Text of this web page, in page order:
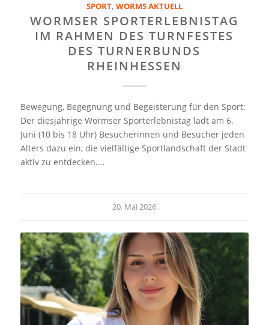
SPORT, WORMS AKTUELL
WORMSER SPORTERLEBNISTAG
IM RAHMEN DES TURNFESTES
DES TURNERBUNDS
RHEINHESSEN
Bewegung, Begegnung und Begeisterung für den Sport:
Der diesjährige Wormser Sporterlebnistag lädt am 6.
Juni (10 bis 18 Uhr) Besucherinnen und Besucher jeden
Alters dazu ein, die vielfältige Sportlandschaft der Stadt
aktiv zu entdecken.…
20. Mai 2026